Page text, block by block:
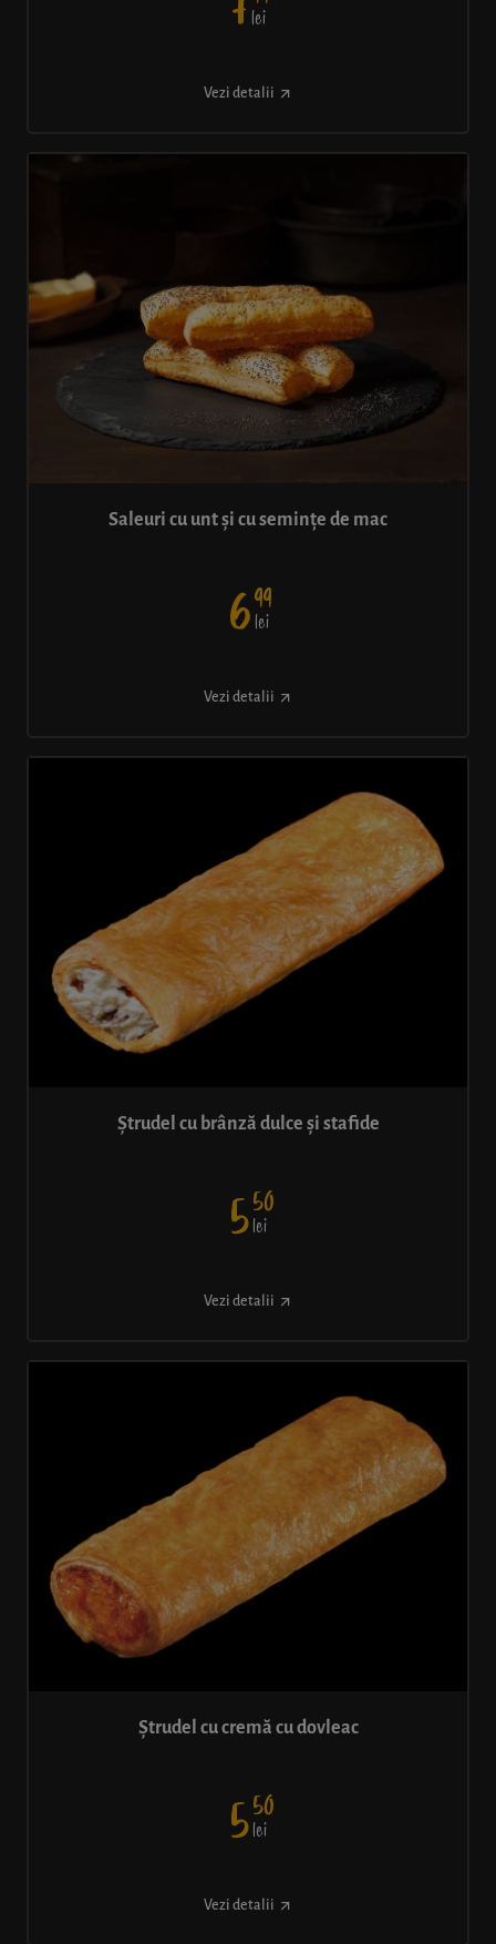
7 lei
Vezi detalii
Saleuri cu unt și cu semințe de mac
699
lei
Vezi detalii
Ștrudel cu brânză dulce și stafide
550
lei
Vezi detalii
Ștrudel cu cremă cu dovleac
550
lei
Vezi detalii